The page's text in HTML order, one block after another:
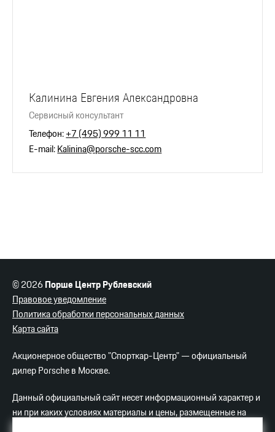
Калинина Евгения Александровна
Сервисный консультант
Телефон:+7 (495) 999 11 11
E-mail:Kalinina@porsche-scc.com
© 2026Порше Центр Рублевский
Правовое уведомление
Политика обработки персональных данных
Карта сайта
Акционерное общество "Спорткар-Центр" — официальный
дилер Porsche в Москве.
Данный официальный сайт несет информационный характер и
ни при каких условиях материалы и цены, размещенные на